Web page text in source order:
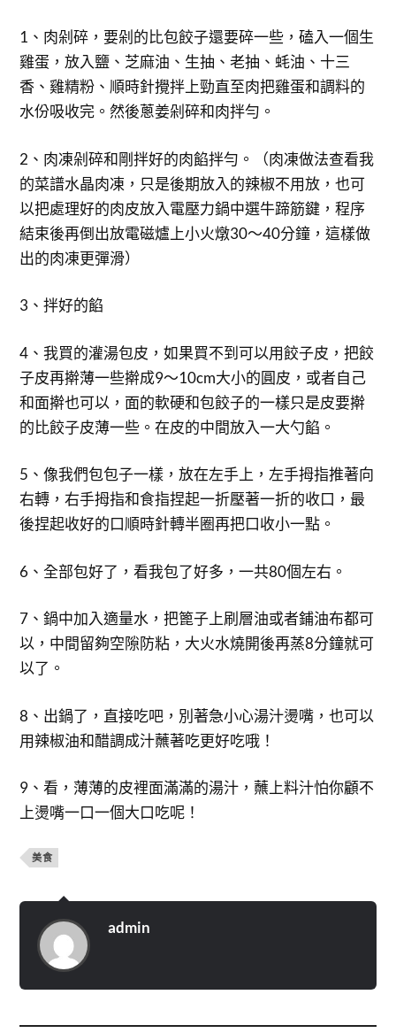
1、肉剁碎，要剁的比包餃子還要碎一些，磕入一個生
雞蛋，放入鹽、芝麻油、生抽、老抽、蚝油、十三
香、雞精粉、順時針攪拌上勁直至肉把雞蛋和調料的
水份吸收完。然後蔥姜剁碎和肉拌勻。
2、肉凍剁碎和剛拌好的肉餡拌勻。（肉凍做法查看我
的菜譜水晶肉凍，只是後期放入的辣椒不用放，也可
以把處理好的肉皮放入電壓力鍋中選牛蹄筋鍵，程序
結束後再倒出放電磁爐上小火燉30～40分鐘，這樣做
出的肉凍更彈滑）
3、拌好的餡
4、我買的灌湯包皮，如果買不到可以用餃子皮，把餃
子皮再擀薄一些擀成9～10cm大小的圓皮，或者自己
和面擀也可以，面的軟硬和包餃子的一樣只是皮要擀
的比餃子皮薄一些。在皮的中間放入一大勺餡。
5、像我們包包子一樣，放在左手上，左手拇指推著向
右轉，右手拇指和食指捏起一折壓著一折的收口，最
後捏起收好的口順時針轉半圈再把口收小一點。
6、全部包好了，看我包了好多，一共80個左右。
7、鍋中加入適量水，把篦子上刷層油或者鋪油布都可
以，中間留夠空隙防粘，大火水燒開後再蒸8分鐘就可
以了。
8、出鍋了，直接吃吧，別著急小心湯汁燙嘴，也可以
用辣椒油和醋調成汁蘸著吃更好吃哦！
9、看，薄薄的皮裡面滿滿的湯汁，蘸上料汁怕你顧不
上燙嘴一口一個大口吃呢！
美食
admin